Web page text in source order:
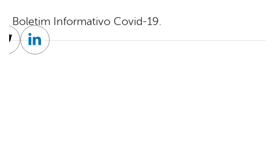
Boletim Informativo Covid-19.
TwitterLinkedin